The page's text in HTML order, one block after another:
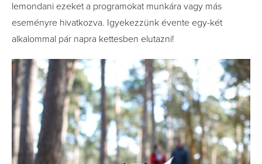
lemondani ezeket a programokat munkára vagy más
eseményre hivatkozva. Igyekezzünk évente egy-két
alkalommal pár napra kettesben elutazni!